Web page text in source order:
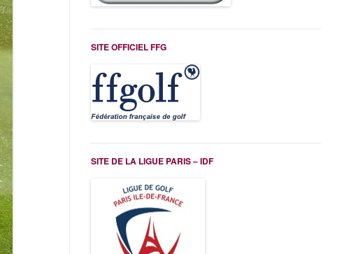
SITE OFFICIEL FFG
SITE DE LA LIGUE PARIS – IDF